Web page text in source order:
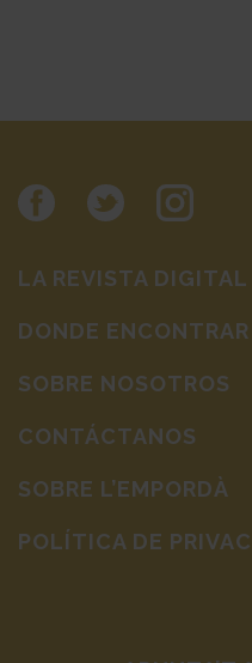
LA REVISTA DIGITAL
DONDE
SOBRE NOSOTROS
CONTÁCTANOS
SOBRE L’EMPORDÀ
POLÍTICA DE